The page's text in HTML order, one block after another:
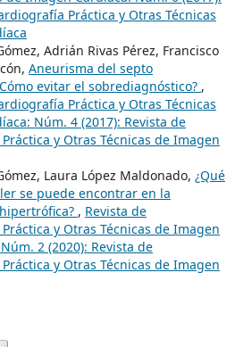
Práctica y Otras Técnicas
Adrián Rivas Pérez, Francisco
Aneurisma del septo
evitar el sobrediagnóstico? ,
Práctica y Otras Técnicas
Núm. 4 (2017): Revista de
y Otras Técnicas de Imagen
Laura López Maldonado, ¿Qué
se puede encontrar en la
, Revista de
y Otras Técnicas de Imagen
2 (2020): Revista de
y Otras Técnicas de Imagen